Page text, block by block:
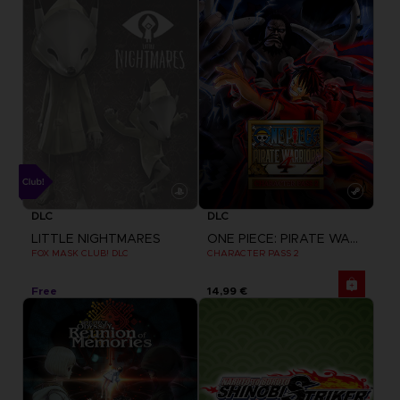
DLC
LITTLE NIGHTMARES
FOX MASK CLUB! DLC
Free
DLC
ONE PIECE: PIRATE WARRIORS 4
CHARACTER PASS 2
14,99 €